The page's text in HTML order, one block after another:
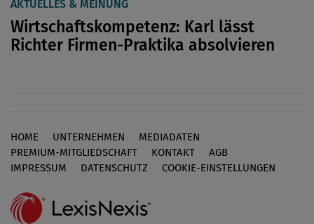
AKTUELLES & MEINUNG
Wirtschaftskompetenz: Karl lässt
Richter Firmen-Praktika absolvieren
Footer
HOME UNTERNEHMEN
MEDIADATEN
PREMIUM-MITGLIEDSCHAFT
KONTAKT
AGB
IMPRESSUM
DATENSCHUTZ COOKIE-EINSTELLUNGEN